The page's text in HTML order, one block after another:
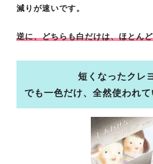
減りが速いです。
逆に、どちらも白だけは、ほとん
短くなったクレ
でも一色だけ、全然使われて